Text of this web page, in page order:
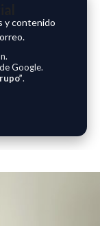
y contenido
Google.
.